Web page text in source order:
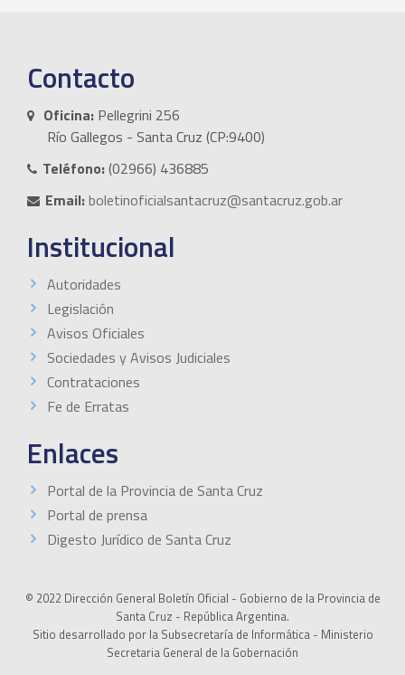
Contacto
Oficina: Pellegrini 256
Río Gallegos - Santa Cruz (CP:9400)
Teléfono:(02966) 436885
Email:boletinoficialsantacruz@santacruz.gob.ar
Institucional
Autoridades
Legislación
Avisos Oficiales
Sociedades y Avisos Judiciales
Contrataciones
Fe de Erratas
Enlaces
Portal de la Provincia de Santa Cruz
Portal de prensa
Digesto Jurídico de Santa Cruz
© 2022 Dirección General Boletín Oficial - Gobierno de la Provincia de
Santa Cruz - República Argentina.
Sitio desarrollado por la Subsecretaría de Informática - Ministerio
Secretaria General de la Gobernación